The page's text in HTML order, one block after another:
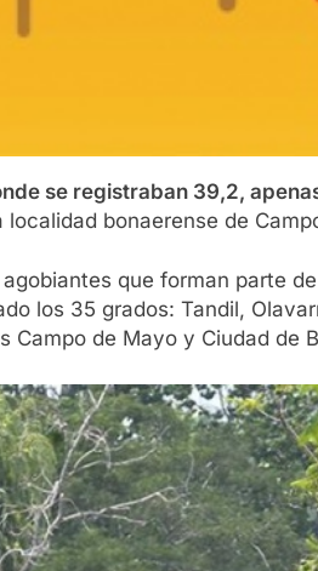
se registraban 39,2,
localidad bonaerense de
que forman parte
los 35 grados: Tandil,
Campo de Mayo y Ciudad de